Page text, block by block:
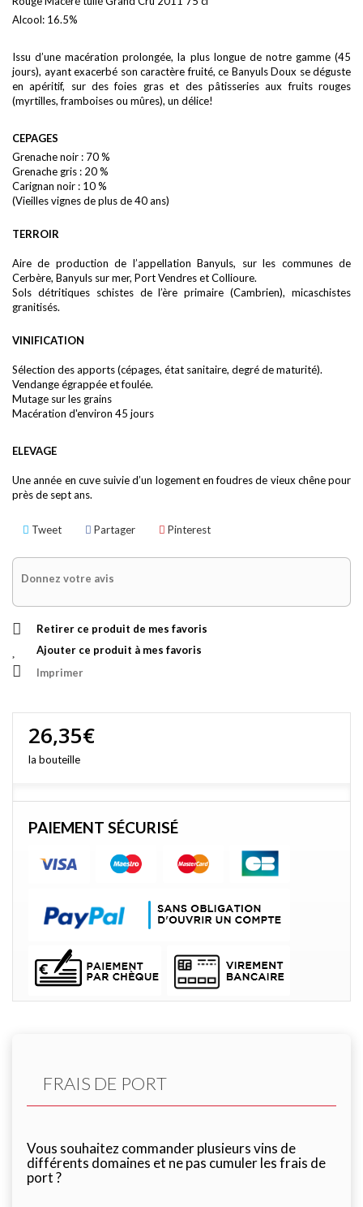
Alcool: 16.5%
Issu d’une macération prolongée, la plus longue de notre gamme (45
jours), ayant exacerbé son caractère fruité, ce Banyuls Doux se déguste
en apéritif, sur des foies gras et des pâtisseries aux fruits rouges
(myrtilles, framboises ou mûres), un délice!
CEPAGES
Grenache noir : 70 %
Grenache gris : 20 %
Carignan noir : 10 %
(Vieilles vignes de plus de 40 ans)
TERROIR
Aire de production de l’appellation Banyuls, sur les communes de
Cerbère, Banyuls sur mer, Port Vendres et Collioure.
Sols détritiques schistes de l’ère primaire (Cambrien), micaschistes
granitisés.
VINIFICATION
Sélection des apports (cépages, état sanitaire, degré de maturité).
Vendange égrappée et foulée.
Mutage sur les grains
Macération d'environ 45 jours
ELEVAGE
Une année en cuve suivie d’un logement en foudres de vieux chêne pour
près de sept ans.
Tweet Partager Pinterest
Donnez votre avis
Retirer ce produit de mes favoris
Ajouter ce produit à mes favoris
Imprimer
26,35€
la bouteille
PAIEMENT SÉCURISÉ
FRAIS DE PORT
Vous souhaitez commander plusieurs vins de
différents domaines et ne pas cumuler les frais de
port ?